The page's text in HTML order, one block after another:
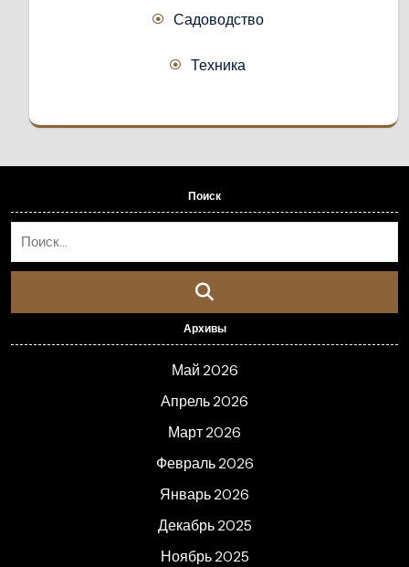
Садоводство
Техника
Поиск
Архивы
Май 2026
Апрель 2026
Март 2026
Февраль 2026
Январь 2026
Декабрь 2025
Ноябрь 2025